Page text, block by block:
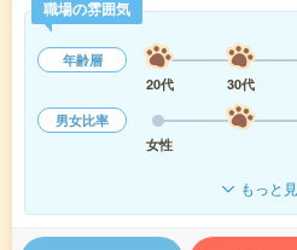
職場の雰囲気
年齢層
20代
30代
男女比率
女性
もっと